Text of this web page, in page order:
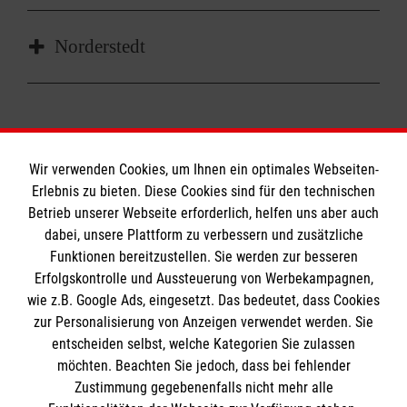
Christina Rothe
Nachricht senden
Norderstedt
Leiter Besuchsdienst
Nachricht senden
Informationen
Impressum
Datenschutz
Barrierefreiheit
Kontakt
Die Malteser
Malteser in Deutschland
Wir verwenden Cookies, um Ihnen ein optimales Webseiten-
Erlebnis zu bieten. Diese Cookies sind für den technischen
Betrieb unserer Webseite erforderlich, helfen uns aber auch
dabei, unsere Plattform zu verbessern und zusätzliche
Funktionen bereitzustellen. Sie werden zur besseren
Erfolgskontrolle und Aussteuerung von Werbekampagnen,
wie z.B. Google Ads, eingesetzt. Das bedeutet, dass Cookies
zur Personalisierung von Anzeigen verwendet werden. Sie
entscheiden selbst, welche Kategorien Sie zulassen
möchten. Beachten Sie jedoch, dass bei fehlender
Zustimmung gegebenenfalls nicht mehr alle